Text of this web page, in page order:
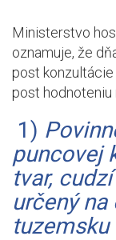
Ministerstvo
oznamuje, že
post
post
1)
puncovej
tvar,
určený
tuzemsku